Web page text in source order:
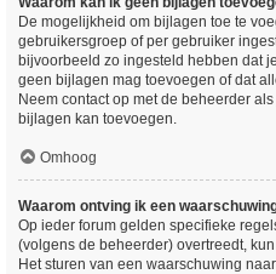
De mogelijkheid om bijlagen toe te
gebruikersgroep of per gebruiker
bijvoorbeeld zo ingesteld hebben dat
geen bijlagen mag toevoegen of dat
Neem contact op met de beheerder
bijlagen kan toevoegen.
Omhoog
Waarom ontving ik een
Op ieder forum gelden specifieke
(volgens de beheerder) overtreedt,
Het sturen van een waarschuwing